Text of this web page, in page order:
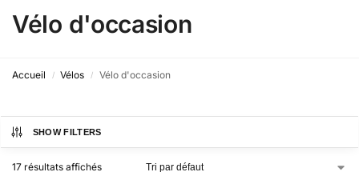
Vélo d'occasion
Accueil / Vélos / Vélo d'occasion
SHOW FILTERS
17 résultats affichés